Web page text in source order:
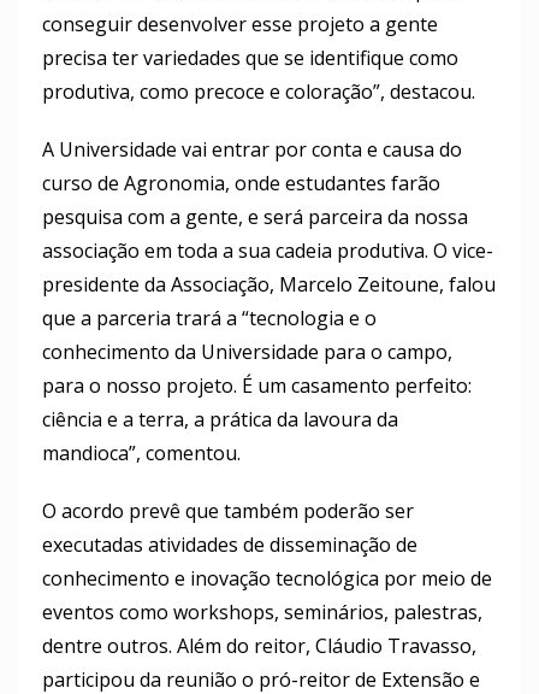
conseguir desenvolver esse projeto a gente
precisa ter variedades que se identifique como
produtiva, como precoce e coloração”, destacou.
A Universidade vai entrar por conta e causa do
curso de Agronomia, onde estudantes farão
pesquisa com a gente, e será parceira da nossa
associação em toda a sua cadeia produtiva. O vice-
presidente da Associação, Marcelo Zeitoune, falou
que a parceria trará a “tecnologia e o
conhecimento da Universidade para o campo,
para o nosso projeto. É um casamento perfeito:
ciência e a terra, a prática da lavoura da
mandioca”, comentou.
O acordo prevê que também poderão ser
executadas atividades de disseminação de
conhecimento e inovação tecnológica por meio de
eventos como workshops, seminários, palestras,
dentre outros. Além do reitor, Cláudio Travasso,
participou da reunião o pró-reitor de Extensão e